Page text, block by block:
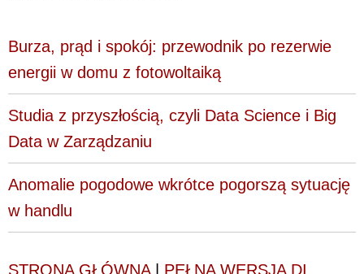
Burza, prąd i spokój: przewodnik po rezerwie
energii w domu z fotowoltaiką
Studia z przyszłością, czyli Data Science i Big
Data w Zarządzaniu
Anomalie pogodowe wkrótce pogorszą sytuację
w handlu
STRONA GŁÓWNA| PEŁNA WERSJA DI